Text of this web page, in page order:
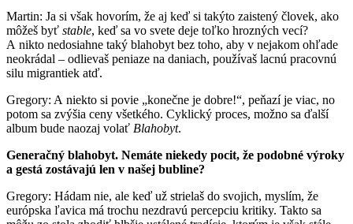
Martin: Ja si však hovorím, že aj keď si takýto zaistený človek, ako
môžeš byť stable, keď sa vo svete deje toľko hrozných vecí?
A nikto nedosiahne taký blahobyt bez toho, aby v nejakom ohľade
neokrádal – odlievaš peniaze na daniach, používaš lacnú pracovnú
silu migrantiek atď.
Gregory: A niekto si povie „konečne je dobre!“, peňazí je viac, no
potom sa zvýšia ceny všetkého. Cyklický proces, možno sa ďalší
album bude naozaj volať Blahobyt.
Generačný blahobyt. Nemáte niekedy pocit, že podobné výroky
a gestá zostávajú len v našej bubline?
Gregory: Hádam nie, ale keď už strielaš do svojich, myslím, že
európska ľavica má trochu nezdravú percepciu kritiky. Takto sa